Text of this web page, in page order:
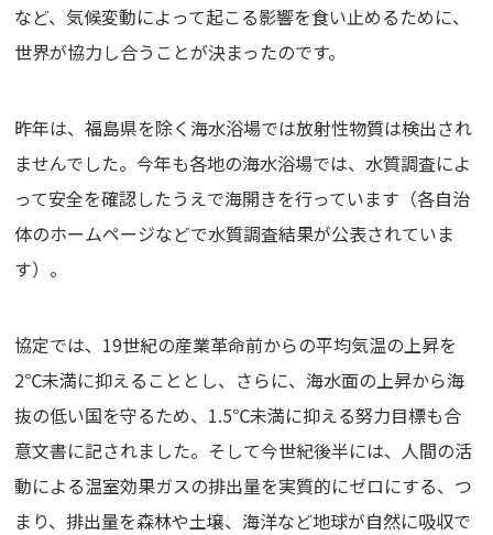
など、気候変動によって起こる影響を食い止めるために、
世界が協力し合うことが決まったのです。
昨年は、福島県を除く海水浴場では放射性物質は検出され
ませんでした。今年も各地の海水浴場では、水質調査によ
って安全を確認したうえで海開きを行っています（各自治
体のホームページなどで水質調査結果が公表されていま
す）。
協定では、19世紀の産業革命前からの平均気温の上昇を
2℃未満に抑えることとし、さらに、海水面の上昇から海
抜の低い国を守るため、1.5℃未満に抑える努力目標も合
意文書に記されました。そして今世紀後半には、人間の活
動による温室効果ガスの排出量を実質的にゼロにする、つ
まり、排出量を森林や土壌、海洋など地球が自然に吸収で